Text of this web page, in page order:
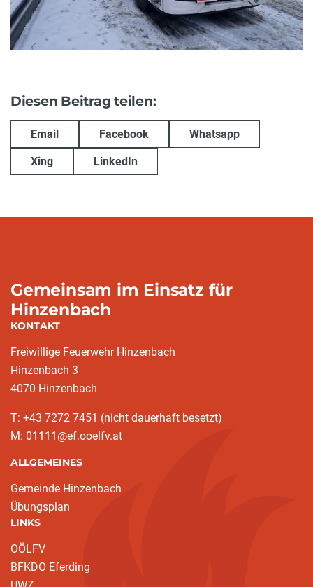
Diesen Beitrag teilen:
Email Facebook Whatsapp
Xing LinkedIn
Gemeinsam im Einsatz für
Hinzenbach
KONTAKT
Freiwillige Feuerwehr Hinzenbach
Hinzenbach 3
4070 Hinzenbach
T: +43 7272 7451 (nicht dauerhaft besetzt)
M: 01111@ef.ooelfv.at
ALLGEMEINES
Gemeinde Hinzenbach
Übungsplan
LINKS
OÖLFV
BFKDO Eferding